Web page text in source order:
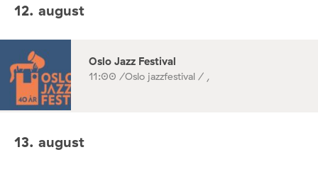
12. august
Oslo Jazz Festival
11:00 /Oslo jazzfestival / ,
13. august